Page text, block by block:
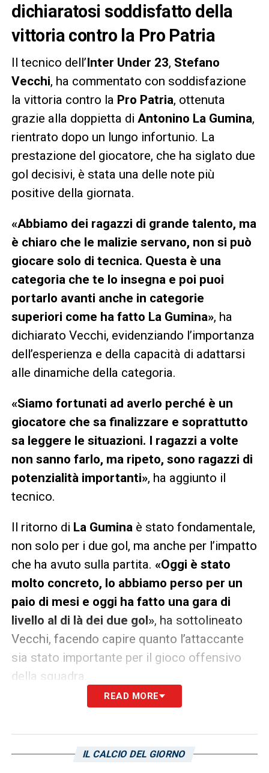
dichiaratosi soddisfatto della
vittoria contro la Pro Patria
Il tecnico dell’Inter Under 23, Stefano
Vecchi, ha commentato con soddisfazione
la vittoria contro la Pro Patria, ottenuta
grazie alla doppietta di Antonino La Gumina,
rientrato dopo un lungo infortunio. La
prestazione del giocatore, che ha siglato due
gol decisivi, è stata una delle note più
positive della giornata.
«Abbiamo dei ragazzi di grande talento, ma
è chiaro che le malizie servano, non si può
giocare solo di tecnica. Questa è una
categoria che te lo insegna e poi puoi
portarlo avanti anche in categorie
superiori come ha fatto La Gumina», ha
dichiarato Vecchi, evidenziando l’importanza
dell’esperienza e della capacità di adattarsi
alle dinamiche della categoria.
«Siamo fortunati ad averlo perché è un
giocatore che sa finalizzare e soprattutto
sa leggere le situazioni. I ragazzi a volte
non sanno farlo, ma ripeto, sono ragazzi di
potenzialità importanti», ha aggiunto il
tecnico.
Il ritorno di La Gumina è stato fondamentale,
non solo per i due gol, ma anche per l’impatto
che ha avuto sulla partita. «Oggi è stato
molto concreto, lo abbiamo perso per un
paio di mesi e oggi ha fatto una gara di
livello al di là dei due gol», ha sottolineato
Vecchi, facendo capire quanto l’attaccante
sia stato importante per il gioco offensivo
della squadra.
Nonostante il successo, Vecchi ha anche
prestazione, paghiamo ogni tanto delle
READ MORE
IL CALCIO DEL GIORNO